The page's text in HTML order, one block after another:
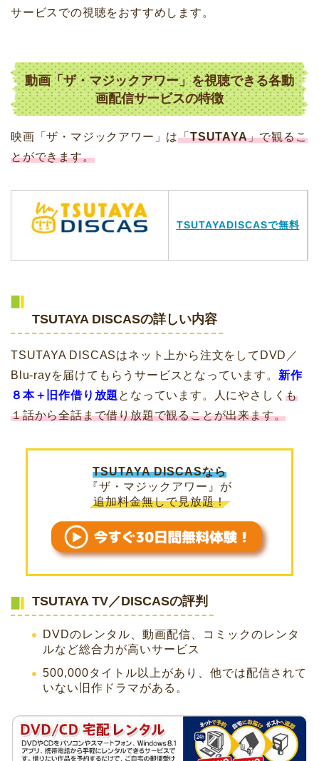
サービスでの視聴をおすすめします。
動画「ザ・マジックアワー」を視聴できる各動
画配信サービスの特徴
映画「ザ・マジックアワー」は「TSUTAYA」で観るこ
とができます。
TSUTAYADISCASで無料
TSUTAYA DISCASの詳しい内容
TSUTAYA DISCASはネット上から注文をしてDVD／
Blu-rayを届けてもらうサービスとなっています。 新作
８本＋旧作借り放題 となっています。人にやさしくも
１話から全話まで借り放題で観ることが出来ます。
TSUTAYA DISCASなら
『ザ・マジックアワー』が
追加料金無しで見放題！
TSUTAYA TV／DISCASの評判
DVDのレンタル、動画配信、コミックのレンタ
ルなど総合力が高いサービス
500,000タイトル以上があり、他では配信されて
いない旧作ドラマがある。